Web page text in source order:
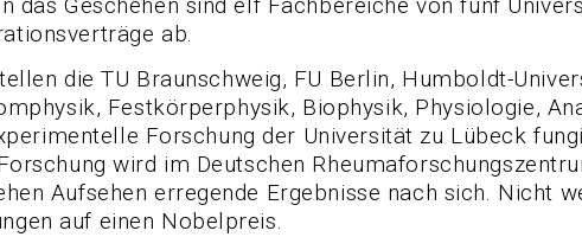
ab.
die TU Braunschweig, FU Berlin, Humboldt-
Festkörperphysik, Biophysik, Physiologie,
Forschung der Universität zu Lübeck
wird im Deutschen
Aufsehen erregende Ergebnisse nach sich. Nicht
auf einen Nobelpreis.